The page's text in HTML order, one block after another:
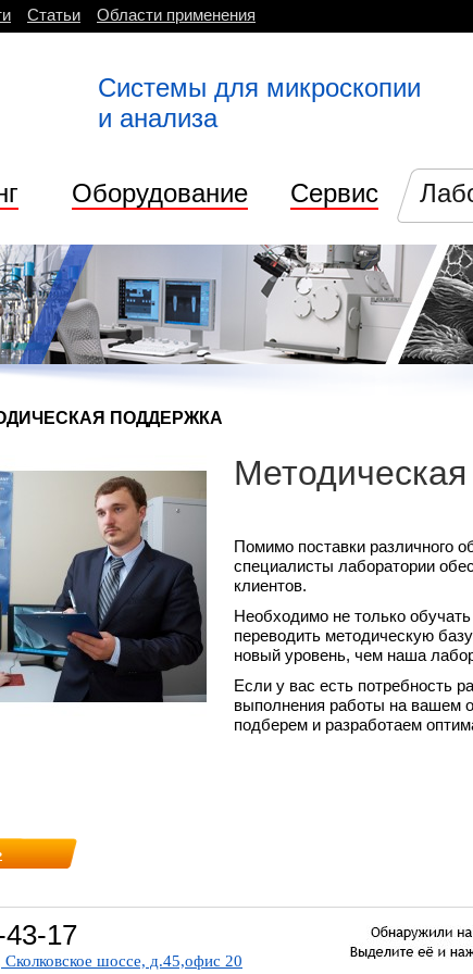
Статьи Области применения
Системы для микроскопии
и анализа
Оборудование Сервис
ПОДДЕРЖКА
Помимо поставки различного
специалисты лаборатории
клиентов.
Необходимо не только
переводить методическую
новый уровень, чем наша
Если у вас есть потребность
выполнения работы на вашем
подберем и разработаем
43-17
шоссе, д.45,офис 20